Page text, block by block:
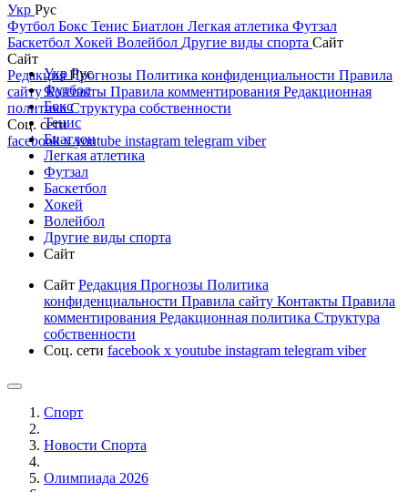
Укр Рус
Футбол Бокс Тенис Биатлон Легкая атлетика Футзал
Баскетбол Хокей Волейбол Другие виды спорта Сайт
Сайт
РедакцияПрогнозы Политика конфиденциальности Правила
сайтуКонтакты Правила комментирования Редакционная
политикаСтруктура собственности
Соц. сети
facebookxyoutube instagram telegram viber
УкрРус
Футбол
Бокс
Тенис
Биатлон
Легкая атлетика
Футзал
Баскетбол
Хокей
Волейбол
Другие виды спорта
Сайт
Сайт Редакция Прогнозы Политика
конфиденциальности Правила сайту Контакты Правила
комментирования Редакционная политика Структура
собственности
Соц. сети facebook x youtube instagram telegram viber
Спорт
Новости Cпорта
Олимпиада 2026